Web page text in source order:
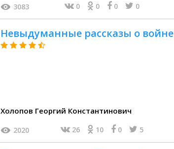
3083 0 0 0 0
Невыдуманные рассказы о войне
Холопов Георгий Константинович
2020 26 10 0 5